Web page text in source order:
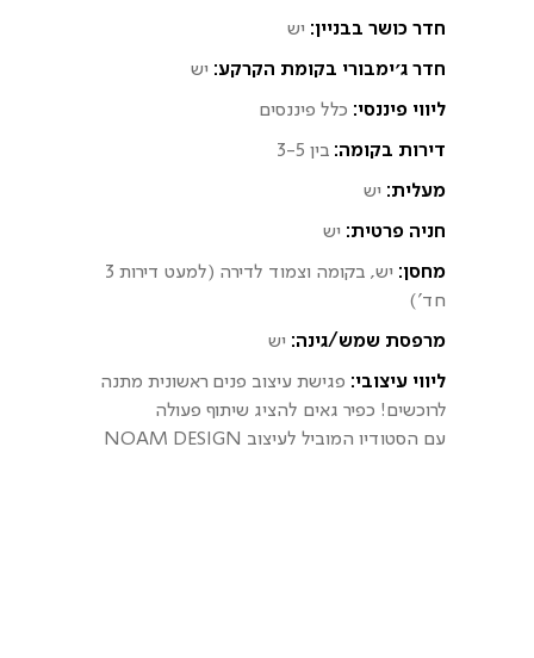
חדר כושר בבניין: יש
חדר ג׳ימבורי בקומת הקרקע: יש
ליווי פיננסי: כלל פיננסים
דירות בקומה: בין 3-5
מעלית: יש
חניה פרטית: יש
מחסן:
יש, בקומה וצמוד לדירה (למעט דירות 3
חד')
מרפסת שמש/גינה: יש
ליווי עיצובי: פגישת עיצוב פנים ראשונית מתנה
לרוכשים! כפיר גאים להציג שיתוף פעולה
עם הסטודיו המוביל לעיצוב NOAM DESIGN